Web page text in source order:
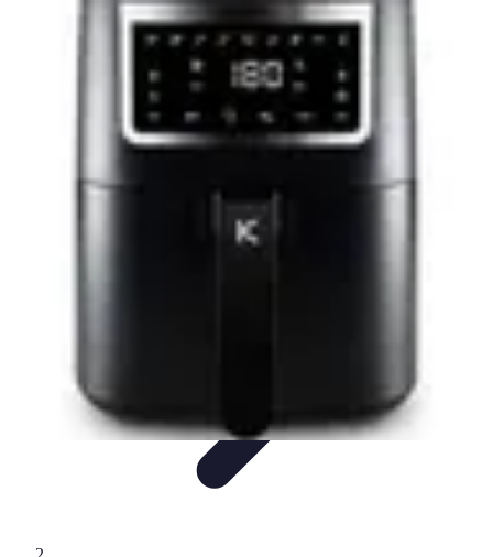
Passion Gâteaux
Recettes et Astuces
Astuces Pâtisserie TendancesRecettes et
Passion Gâteaux